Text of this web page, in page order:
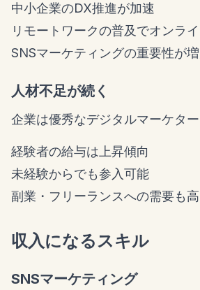
中小企業のDX推進が加速
リモートワークの普及でオンラ
SNSマーケティングの重要性が
人材不足が続く
企業は優秀なデジタルマーケタ
経験者の給与は上昇傾向
未経験からでも参入可能
副業・フリーランスへの需要も
収入になるスキル
SNSマーケティング